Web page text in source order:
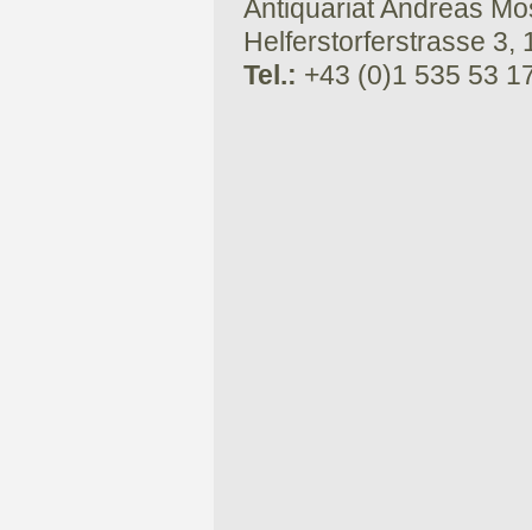
Antiquariat Andreas
Helferstorferstrasse 3,
Tel.: +43 (0)1 535 53